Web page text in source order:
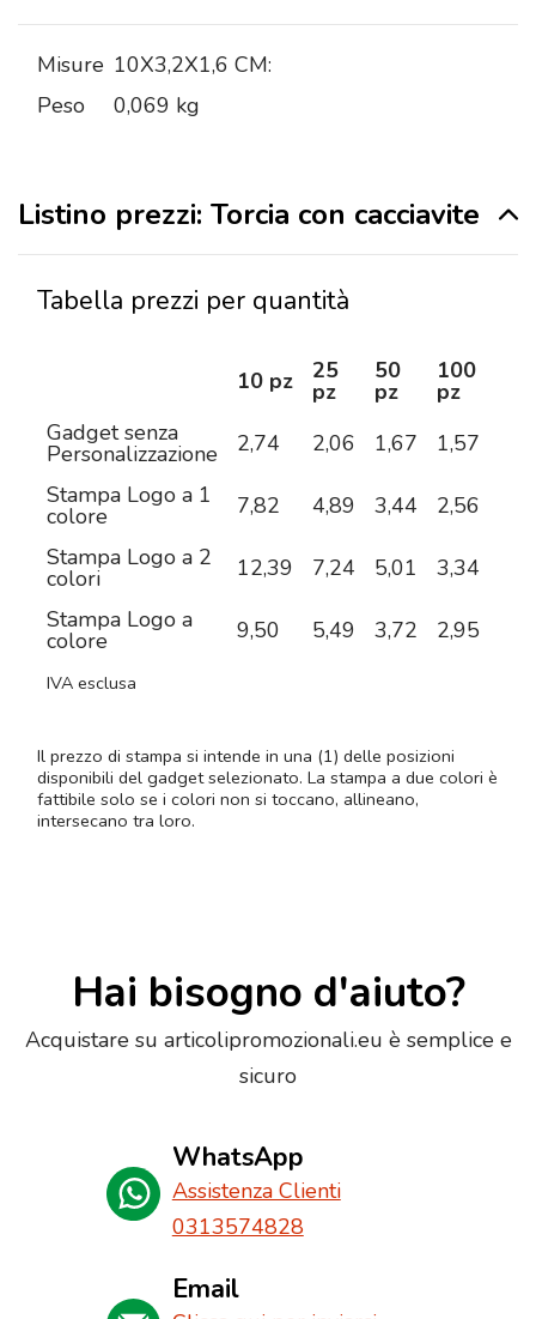
Misure 10X3,2X1,6 CM:
Peso
0,069 kg
Listino prezzi: Torcia con cacciavite
Tabella prezzi per quantità
10 pz 25
pz
50
pz
100
pz
Gadget senza
Personalizzazione 2,74 2,06 1,67 1,57
Stampa Logo a 1
colore 7,82 4,89 3,44 2,56
Stampa Logo a 2
colori 12,39 7,24 5,01 3,34
Stampa Logo a
colore 9,50 5,49 3,72 2,95
IVA esclusa
Il prezzo di stampa si intende in una (1) delle posizioni
disponibili del gadget selezionato. La stampa a due colori è
fattibile solo se i colori non si toccano, allineano,
intersecano tra loro.
Hai bisogno d'aiuto?
Acquistare su articolipromozionali.eu è semplice e
sicuro
WhatsApp
Assistenza Clienti
0313574828
Email